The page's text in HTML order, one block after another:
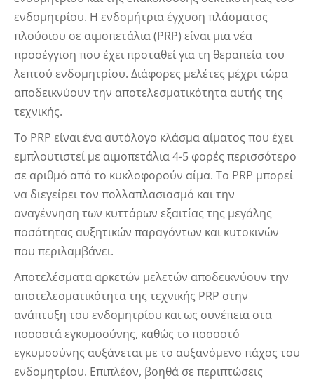
ενδομητρίου. Η ενδομήτρια έγχυση πλάσματος
πλούσιου σε αιμοπετάλια (PRP) είναι μια νέα
προσέγγιση που έχει προταθεί για τη θεραπεία του
λεπτού ενδομητρίου. Διάφορες μελέτες μέχρι τώρα
αποδεικνύουν την αποτελεσματικότητα αυτής της
τεχνικής.
Το PRP είναι ένα αυτόλογο κλάσμα αίματος που έχει
εμπλουτιστεί με αιμοπετάλια 4-5 φορές περισσότερο
σε αριθμό από το κυκλοφορούν αίμα. Το PRP μπορεί
να διεγείρει τον πολλαπλασιασμό και την
αναγέννηση των κυττάρων εξαιτίας της μεγάλης
ποσότητας αυξητικών παραγόντων και κυτοκινών
που περιλαμβάνει.
Αποτελέσματα αρκετών μελετών αποδεικνύουν την
αποτελεσματικότητα της τεχνικής PRP στην
ανάπτυξη του ενδομητρίου και ως συνέπεια στα
ποσοστά εγκυμοσύνης, καθώς το ποσοστό
εγκυμοσύνης αυξάνεται με το αυξανόμενο πάχος του
ενδομητρίου. Επιπλέον, βοηθά σε περιπτώσεις